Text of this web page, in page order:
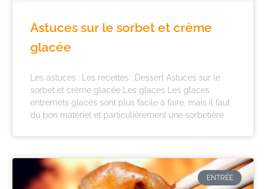
Astuces sur le sorbet et crème
glacée
Les astuces : Les recettes : Dessert Astuces sur le
sorbet et crème glacée Les glaces Les glaces
entremets glacés sont plus facile à faire, mais il faut
du bon matériel et particulièrement une sorbetière
ENTRÉE